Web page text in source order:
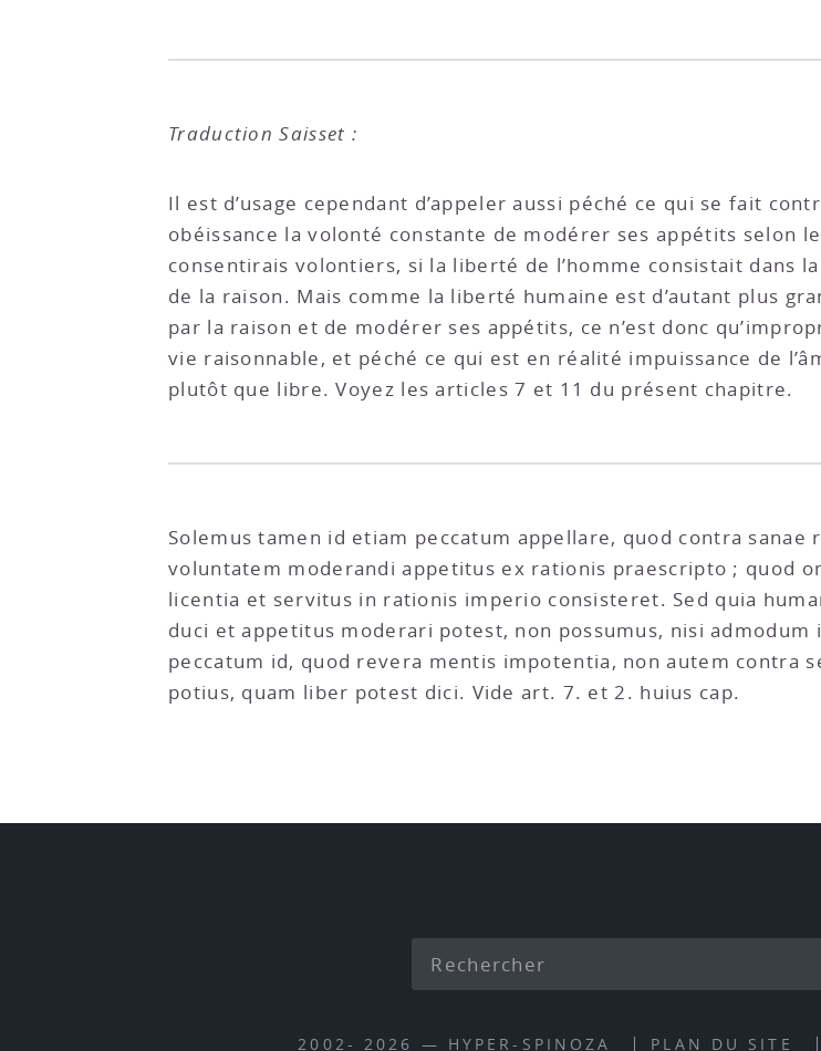
Traduction Saisset :
Il est d’usage cependant d’appeler aussi péché ce qui se fait
obéissance la volonté constante de modérer ses appétits selon
consentirais volontiers, si la liberté de l’homme consistait dans
de la raison. Mais comme la liberté humaine est d’autant plus
par la raison et de modérer ses appétits, ce n’est donc
vie raisonnable, et péché ce qui est en réalité impuissance de
plutôt que libre. Voyez les articles 7 et 11 du présent chapitre.
Solemus tamen id etiam peccatum appellare, quod contra
voluntatem moderandi appetitus ex rationis praescripto ; quod
licentia et servitus in rationis imperio consisteret. Sed quia
duci et appetitus moderari potest, non possumus, nisi
peccatum id, quod revera mentis impotentia, non autem contra
potius, quam liber potest dici. Vide art. 7. et 2. huius cap.
2002- 2026 — HYPER-SPINOZA PLAN DU SITE